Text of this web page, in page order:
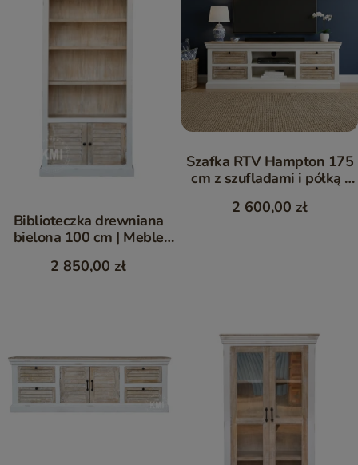
Biblioteczka drewniana
bielona 100 cm | Meble
2 850,00 zł
Szafka RTV Hampton 175
cm z szufladami i półką |
2 600,00 zł